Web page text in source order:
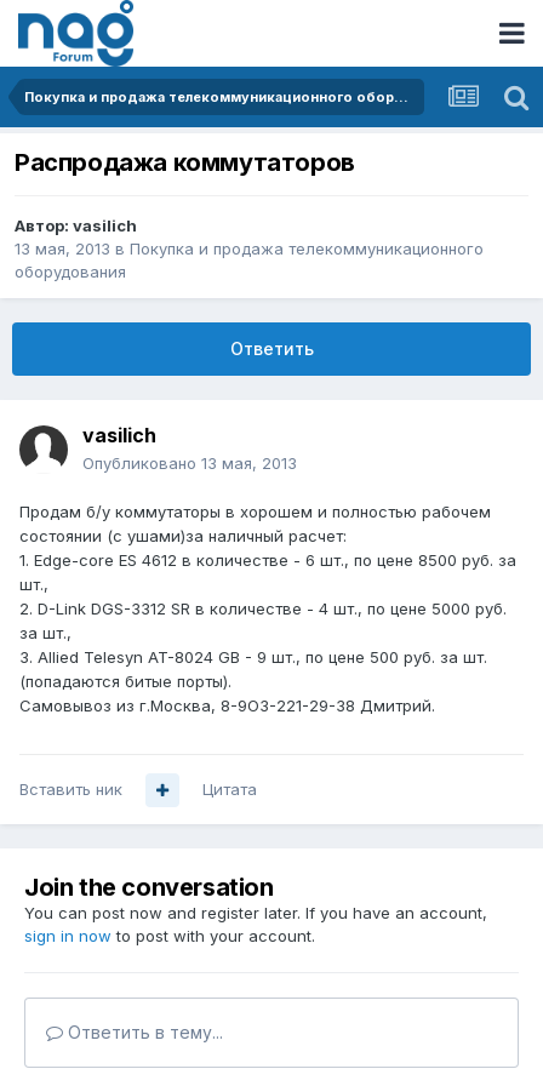
Покупка и продажа телекоммуникационного оборудования
Распродажа коммутаторов
Автор: vasilich
13 мая, 2013 в Покупка и продажа телекоммуникационного
оборудования
Ответить
vasilich
Опубликовано 13 мая, 2013
Продам б/у коммутаторы в хорошем и полностью рабочем
состоянии (с ушами)за наличный расчет:
1. Edge-core ES 4612 в количестве - 6 шт., по цене 8500 руб. за
шт.,
2. D-Link DGS-3312 SR в количестве - 4 шт., по цене 5000 руб.
за шт.,
3. Allied Telesyn AT-8024 GB - 9 шт., по цене 500 руб. за шт.
(попадаются битые порты).
Самовывоз из г.Москва, 8-9О3-221-29-38 Дмитрий.
Вставить ник Цитата
Join the conversation
You can post now and register later. If you have an account,
sign in now to post with your account.
Ответить в тему...